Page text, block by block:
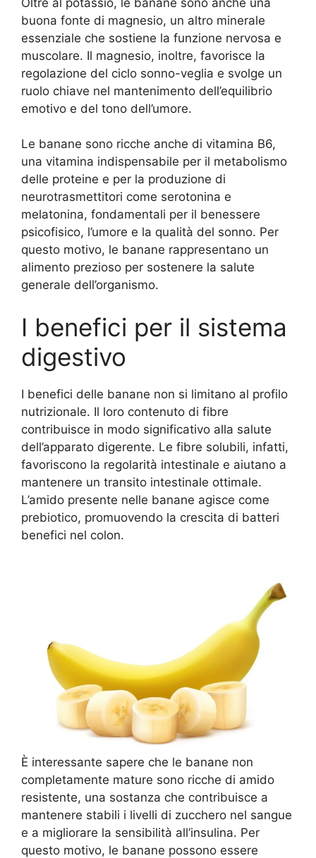
buona fonte di magnesio, un altro minerale
essenziale che sostiene la funzione nervosa e
muscolare. Il magnesio, inoltre, favorisce la
regolazione del ciclo sonno-veglia e svolge un
ruolo chiave nel mantenimento dell’equilibrio
emotivo e del tono dell’umore.
Le banane sono ricche anche di vitamina B6,
una vitamina indispensabile per il metabolismo
delle proteine e per la produzione di
neurotrasmettitori come serotonina e
melatonina, fondamentali per il benessere
psicofisico, l’umore e la qualità del sonno. Per
questo motivo, le banane rappresentano un
alimento prezioso per sostenere la salute
generale dell’organismo.
I benefici per il sistema
digestivo
I benefici delle banane non si limitano al profilo
nutrizionale. Il loro contenuto di fibre
contribuisce in modo significativo alla salute
dell’apparato digerente. Le fibre solubili, infatti,
favoriscono la regolarità intestinale e aiutano a
mantenere un transito intestinale ottimale.
L’amido presente nelle banane agisce come
prebiotico, promuovendo la crescita di batteri
benefici nel colon.
È interessante sapere che le banane non
completamente mature sono ricche di amido
resistente, una sostanza che contribuisce a
mantenere stabili i livelli di zucchero nel sangue
e a migliorare la sensibilità all’insulina. Per
questo motivo, le banane possono essere